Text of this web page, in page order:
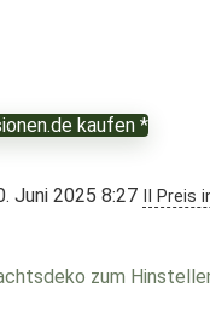
kaufen *
Juni 2025 8:27 II Preis
zum